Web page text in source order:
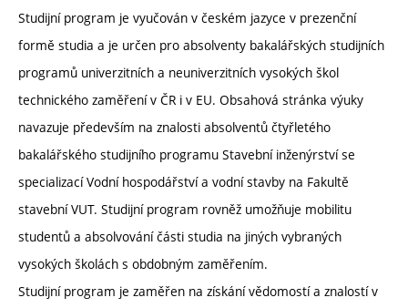
Studijní program je vyučován v českém jazyce v prezenční
formě studia a je určen pro absolventy bakalářských studijních
programů univerzitních a neuniverzitních vysokých škol
technického zaměření v ČR i v EU. Obsahová stránka výuky
navazuje především na znalosti absolventů čtyřletého
bakalářského studijního programu Stavební inženýrství se
specializací Vodní hospodářství a vodní stavby na Fakultě
stavební VUT. Studijní program rovněž umožňuje mobilitu
studentů a absolvování části studia na jiných vybraných
vysokých školách s obdobným zaměřením.
Studijní program je zaměřen na získání vědomostí a znalostí v